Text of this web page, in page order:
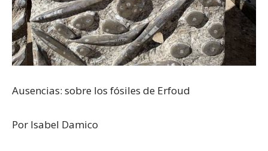
Ausencias: sobre los fósiles de Erfoud
Por Isabel Damico